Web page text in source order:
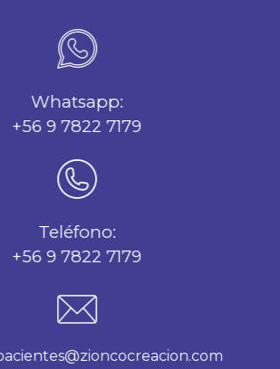
Whatsapp:
+56 9 7822 7179
Teléfono:
+56 9 7822 7179